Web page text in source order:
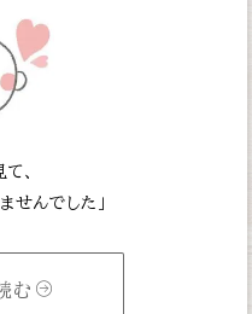
、
せんでした」
む